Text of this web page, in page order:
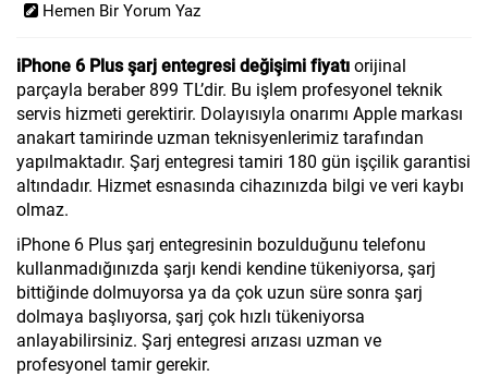
Hemen Bir Yorum Yaz
iPhone 6 Plus şarj entegresi değişimi fiyatı orijinal
parçayla beraber 899 TL’dir. Bu işlem profesyonel teknik
servis hizmeti gerektirir. Dolayısıyla onarımı Apple markası
anakart tamirinde uzman teknisyenlerimiz tarafından
yapılmaktadır. Şarj entegresi tamiri 180 gün işçilik garantisi
altındadır. Hizmet esnasında cihazınızda bilgi ve veri kaybı
olmaz.
iPhone 6 Plus şarj entegresinin bozulduğunu telefonu
kullanmadığınızda şarjı kendi kendine tükeniyorsa, şarj
bittiğinde dolmuyorsa ya da çok uzun süre sonra şarj
dolmaya başlıyorsa, şarj çok hızlı tükeniyorsa
anlayabilirsiniz. Şarj entegresi arızası uzman ve
profesyonel tamir gerekir.